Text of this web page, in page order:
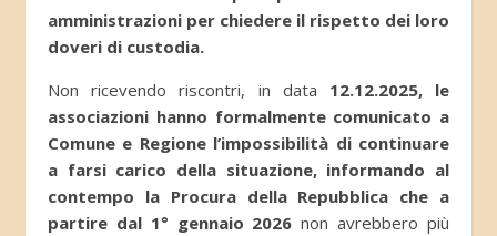
amministrazioni per chiedere il rispetto dei loro
doveri di custodia.
Non ricevendo riscontri, in data 12.12.2025, le
associazioni hanno formalmente comunicato a
Comune e Regione l’impossibilità di continuare
a farsi carico della situazione, informando al
contempo la Procura della Repubblica che a
partire dal 1° gennaio 2026 non avrebbero più